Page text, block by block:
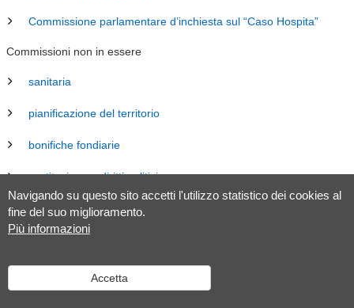
Navigando su questo sito accetti l'utilizzo statistico dei cookies al
fine del suo miglioramento.
Più informazioni
Accetta
Commissione parlamentare d’inchiesta sul “Caso Hospita”
Commissioni non in essere
sanitaria
pianificazione del territorio
bonifiche fondiarie
costituzione e diritti politici
energia